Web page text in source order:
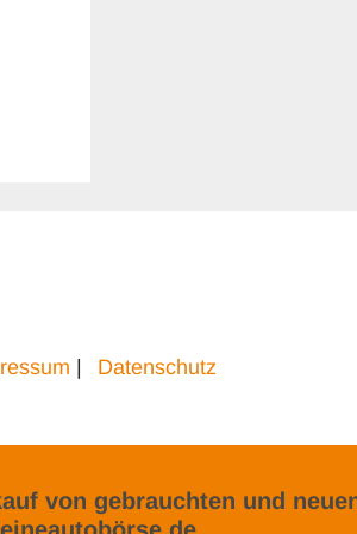
Datenschutz
von gebrauchten und